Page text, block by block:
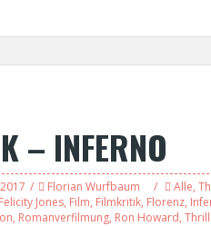
– INFERNO
Florian Wurfbaum Alle,
Felicity Jones, Film, Filmkritik, Florenz,
, Romanverfilmung, Ron Howard,